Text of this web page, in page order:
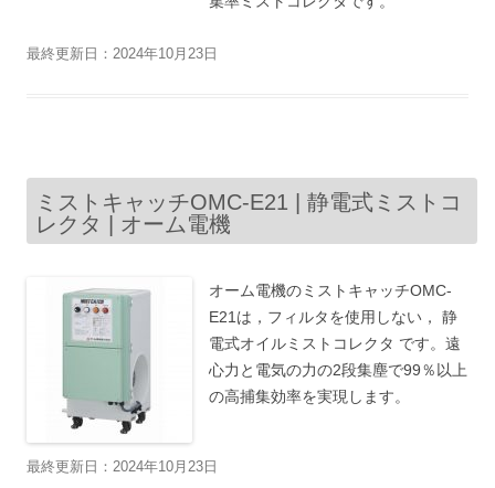
最終更新日：2024年10月23日
ミストキャッチOMC-E21 | 静電式ミストコ
レクタ | オーム電機
オーム電機のミストキャッチOMC-
E21は，フィルタを使用しない， 静
電式オイルミストコレクタ です。遠
心力と電気の力の2段集塵で99％以上
の高捕集効率を実現します。
最終更新日：2024年10月23日